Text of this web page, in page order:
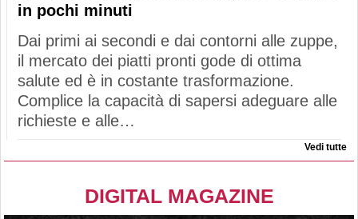
in pochi minuti
Dai primi ai secondi e dai contorni alle zuppe,
il mercato dei piatti pronti gode di ottima
salute ed è in costante trasformazione.
Complice la capacità di sapersi adeguare alle
richieste e alle…
Vedi tutte
DIGITAL MAGAZINE